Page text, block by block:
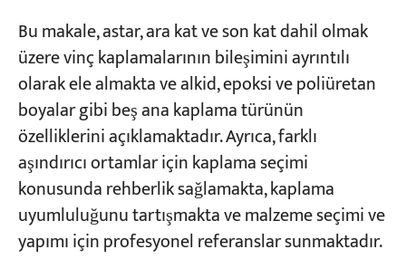
Bloglar
Haberler
Uygulamalar
Hakkımızda
Bize Ulaşın
performans için kritik öneme sahiptir.
Son Kaplama Seçimi Kılavuzu
Bu makale, astar, ara kat ve son kat dahil olmak
üzere vinç kaplamalarının bileşimini ayrıntılı
olarak ele almakta ve alkid, epoksi ve poliüretan
boyalar gibi beş ana kaplama türünün
özelliklerini açıklamaktadır. Ayrıca, farklı
aşındırıcı ortamlar için kaplama seçimi
konusunda rehberlik sağlamakta, kaplama
uyumluluğunu tartışmakta ve malzeme seçimi ve
yapımı için profesyonel referanslar sunmaktadır.